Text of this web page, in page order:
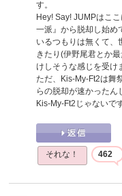
す。
Hey! Say! JUMPはこ
一派』から脱却し始め
いるつもりは無くて、
きたり(伊野尾君とか
けしそうな感じを受け
ただ、Kis-My-Ft2は舞
らの脱却が速かったん
Kis-My-Ft2じゃないで
それな！ 462